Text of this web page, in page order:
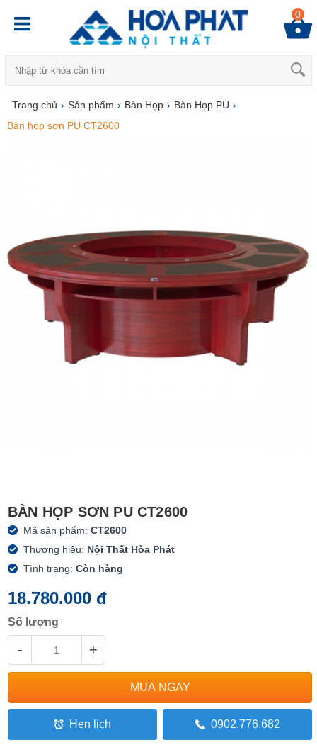
0
Trang chủ › Sản phẩm › Bàn Họp › Bàn Họp PU ›
Bàn họp sơn PU CT2600
BÀN HỌP SƠN PU CT2600
Mã sản phẩm:CT2600
Thương hiệu: Nội Thất Hòa Phát
Tình trạng:Còn hàng
18.780.000 đ
Số lượng
- +
Hẹn lịch 0902.776.682